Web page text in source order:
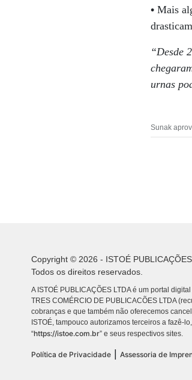
•Mais
“Desde
urnas
Sunak
Copyright © 2026 - ISTOÉ
Todos os direitos reservados.
A ISTOÉ PUBLICAÇÕES LTDA é um portal
TRES COMÉRCIO DE PUBLICACÕES LTDA
cobranças e que também não oferecemos
ISTOÉ, tampouco autorizamos terceiros a fazê-
“https://istoe.com.br” e seus respectivos sites.
Política de Privacidade Assessoria de